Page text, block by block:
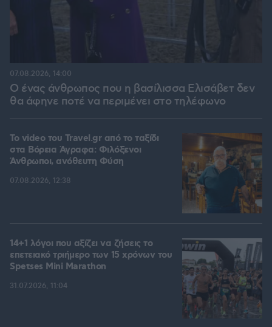
Ο ένας άνθρωπος που η βασίλισσα Ελισάβετ δεν
θα άφηνε ποτέ να περιμένει στο τηλέφωνο
07.08.2026, 14:00
To video του Travel.gr από το ταξίδι
στα Βόρεια Άγραφα: Φιλόξενοι
Άνθρωποι, ανόθευτη Φύση
07.08.2026, 12:38
14+1 λόγοι που αξίζει να ζήσεις το
επετειακό τριήμερο των 15 χρόνων του
Spetses Mini Marathon
31.07.2026, 11:04